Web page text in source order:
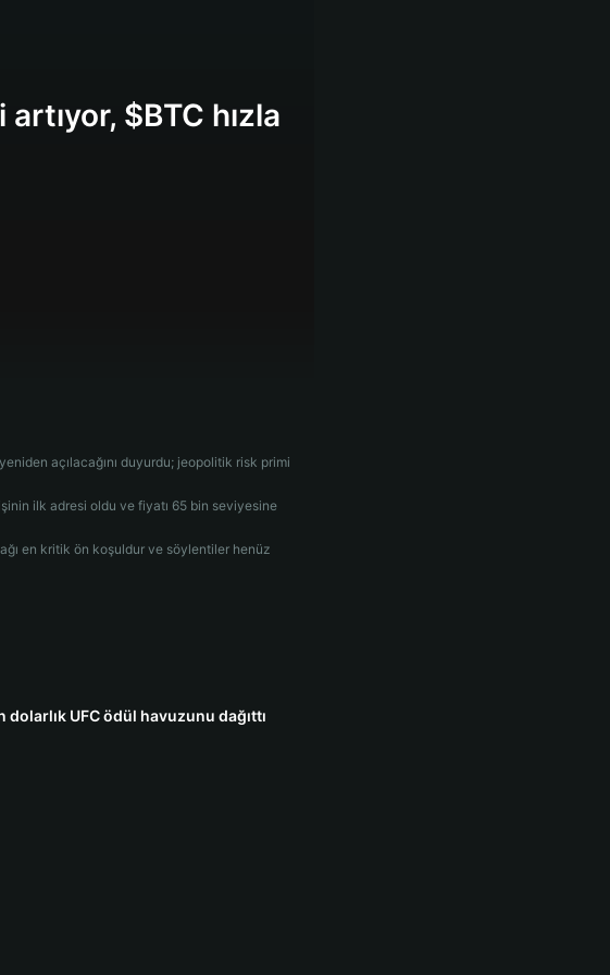
$BTC hızla
açılacağını duyurdu; jeopolitik risk primi
ilk adresi oldu ve fiyatı 65 bin seviyesine
en kritik ön koşuldur ve söylentiler henüz
UFC ödül havuzunu dağıttı